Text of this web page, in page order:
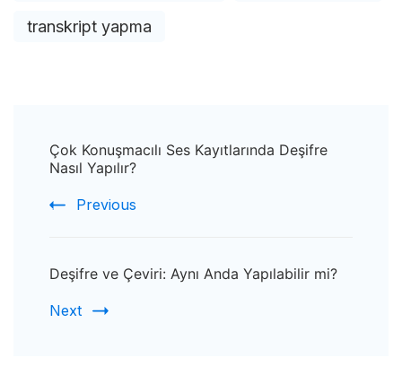
transkript yapma
Navigation
Çok Konuşmacılı Ses Kayıtlarında Deşifre
Nasıl Yapılır?
Previous
Deşifre ve Çeviri: Aynı Anda Yapılabilir mi?
Next